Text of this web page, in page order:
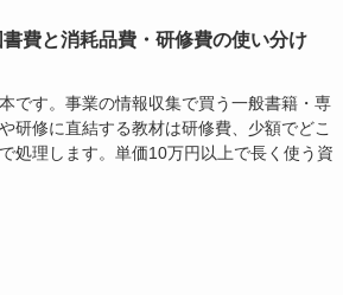
費と消耗品費・研修費の使い分け
です。事業の情報収集で買う一般書籍・専
研修に直結する教材は研修費、少額でどこ
処理します。単価10万円以上で長く使う資